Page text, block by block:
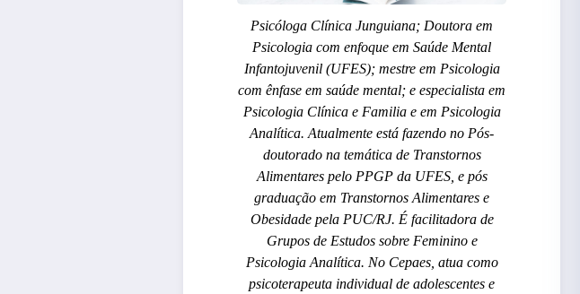
Psicóloga Clínica Junguiana; Doutora em
Psicologia com enfoque em Saúde Mental
Infantojuvenil (UFES); mestre em Psicologia
com ênfase em saúde mental; e especialista em
Psicologia Clínica e Familia e em Psicologia
Analítica. Atualmente está fazendo no Pós-
doutorado na temática de Transtornos
Alimentares pelo PPGP da UFES, e pós
graduação em Transtornos Alimentares e
Obesidade pela PUC/RJ. É facilitadora de
Grupos de Estudos sobre Feminino e
Psicologia Analítica. No Cepaes, atua como
psicoterapeuta individual de adolescentes e